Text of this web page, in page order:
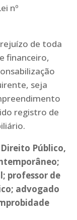
nº
de toda
financeiro,
seja
registro de
Público,
professor de
advogado